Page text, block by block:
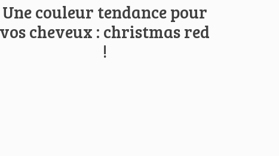
Une couleur tendance pour
vos cheveux : christmas red
!